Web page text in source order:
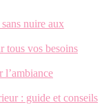
nuire aux
tous vos besoins
l’ambiance
: guide et conseils